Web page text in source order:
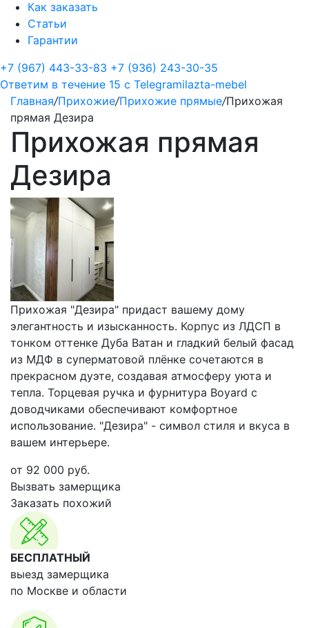
Как заказать
Статьи
Гарантии
+7 (967) 443-33-83 +7 (936) 243-30-35
Ответим в течение 15 с Telegramilazta-mebel
Главная/Прихожие/Прихожие прямые/Прихожая
прямая Дезира
Прихожая прямая
Дезира
Прихожая "Дезира" придаст вашему дому
элегантность и изысканность. Корпус из ЛДСП в
тонком оттенке Дуба Ватан и гладкий белый фасад
из МДФ в суперматовой плёнке сочетаются в
прекрасном дуэте, создавая атмосферу уюта и
тепла. Торцевая ручка и фурнитура Boyard с
доводчиками обеспечивают комфортное
использование. "Дезира" - символ стиля и вкуса в
вашем интерьере.
от 92 000 руб.
Вызвать замерщика
Заказать похожий
БЕСПЛАТНЫЙ
выезд замерщика
по Москве и области